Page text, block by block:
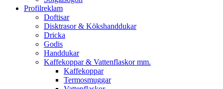
Profilreklam
Doftisar
Disktrasor & Kökshanddukar
Dricka
Godis
Handdukar
Kaffekoppar & Vattenflaskor mm.
Kaffekoppar
Termosmuggar